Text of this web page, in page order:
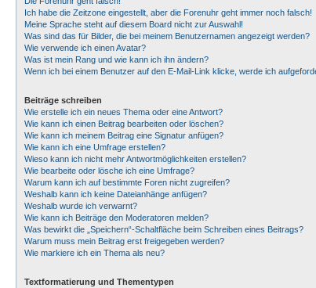
Ich habe die Zeitzone eingestellt, aber die Forenuhr geht immer noch falsch!
Meine Sprache steht auf diesem Board nicht zur Auswahl!
Was sind das für Bilder, die bei meinem Benutzernamen angezeigt werden?
Wie verwende ich einen Avatar?
Was ist mein Rang und wie kann ich ihn ändern?
Wenn ich bei einem Benutzer auf den E-Mail-Link klicke, werde ich
Beiträge schreiben
Wie erstelle ich ein neues Thema oder eine Antwort?
Wie kann ich einen Beitrag bearbeiten oder löschen?
Wie kann ich meinem Beitrag eine Signatur anfügen?
Wie kann ich eine Umfrage erstellen?
Wieso kann ich nicht mehr Antwortmöglichkeiten erstellen?
Wie bearbeite oder lösche ich eine Umfrage?
Warum kann ich auf bestimmte Foren nicht zugreifen?
Weshalb kann ich keine Dateianhänge anfügen?
Weshalb wurde ich verwarnt?
Wie kann ich Beiträge den Moderatoren melden?
Was bewirkt die „Speichern“-Schaltfläche beim Schreiben eines Beitrags?
Warum muss mein Beitrag erst freigegeben werden?
Wie markiere ich ein Thema als neu?
Textformatierung und Thementypen